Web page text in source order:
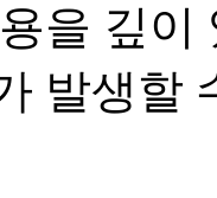
을 깊이
발생할